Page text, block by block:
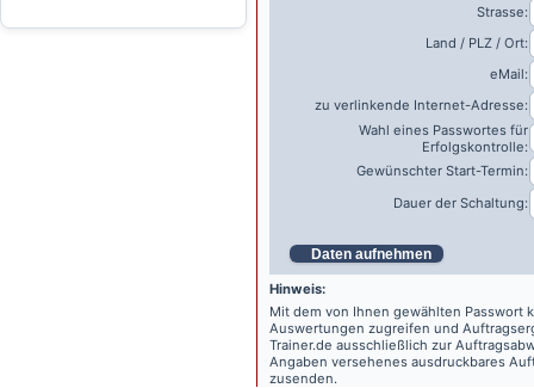
Strasse:
Land / PLZ / Ort:
eMail:
zu verlinkende Internet-Adresse:
Wahl eines Passwortes für
Erfolgskontrolle:
Gewünschter Start-Termin:
Dauer der Schaltung:
Daten aufnehmen
Hinweis:
Mit dem von Ihnen gewählten Passwort
Auswertungen zugreifen und
Trainer.de ausschließlich zur
Angaben versehenes ausdruckbares
zusenden.